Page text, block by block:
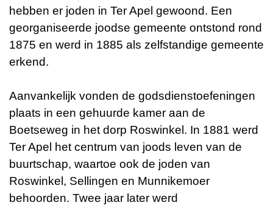
hebben er joden in Ter Apel gewoond. Een
georganiseerde joodse gemeente ontstond rond
1875 en werd in 1885 als zelfstandige gemeente
erkend.
Aanvankelijk vonden de godsdienstoefeningen
plaats in een gehuurde kamer aan de
Boetseweg in het dorp Roswinkel. In 1881 werd
Ter Apel het centrum van joods leven van de
buurtschap, waartoe ook de joden van
Roswinkel, Sellingen en Munnikemoer
behoorden. Twee jaar later werd